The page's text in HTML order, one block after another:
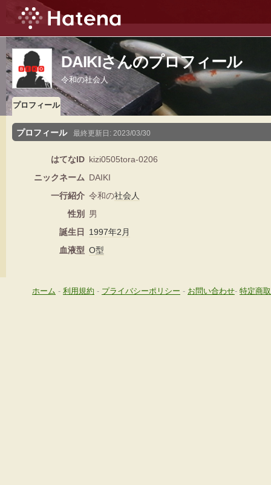
DAIKIさんのプロフィール
令和の社会人
プロフィール
プロフィール 最終更新日: 2023/03/30
はてなID kizi0505tora-0206
ニックネーム DAIKI
一行紹介 令和の社会人
性別
男
誕生日
1997年2月
血液型 O型
ホーム - 利用規約 - プライバシーポリシー - お問い合わせ- 特定商